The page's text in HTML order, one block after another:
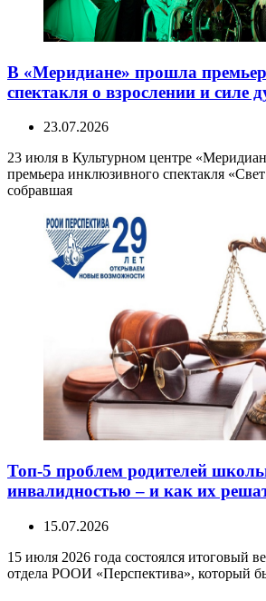
В «Меридиане» прошла
спектакля о взрослении и силе
23.07.2026
23 июля в Культурном центре
премьера инклюзивного спектакля
собравшая
Топ-5 проблем родителей
инвалидностью – и как их
15.07.2026
15 июля 2026 года состоялся итоговый
отдела РООИ «Перспектива», который